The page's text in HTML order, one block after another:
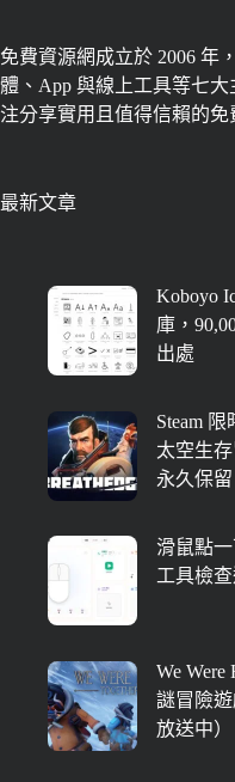
免費資源網成立於 2006 年
體、App 與線上工具等七
注分享實用且值得信賴的免
最新文章
Koboyo
庫，
出處
Steam 限
太空生
永久保留
滑鼠點
工具檢
We Were
謎冒險遊
放送中）